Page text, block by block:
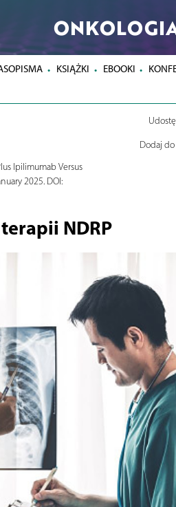
KSIĄŻKI EBOOKI
Dodaj
Ipilimumab Versus
2025. DOI:
NDRP